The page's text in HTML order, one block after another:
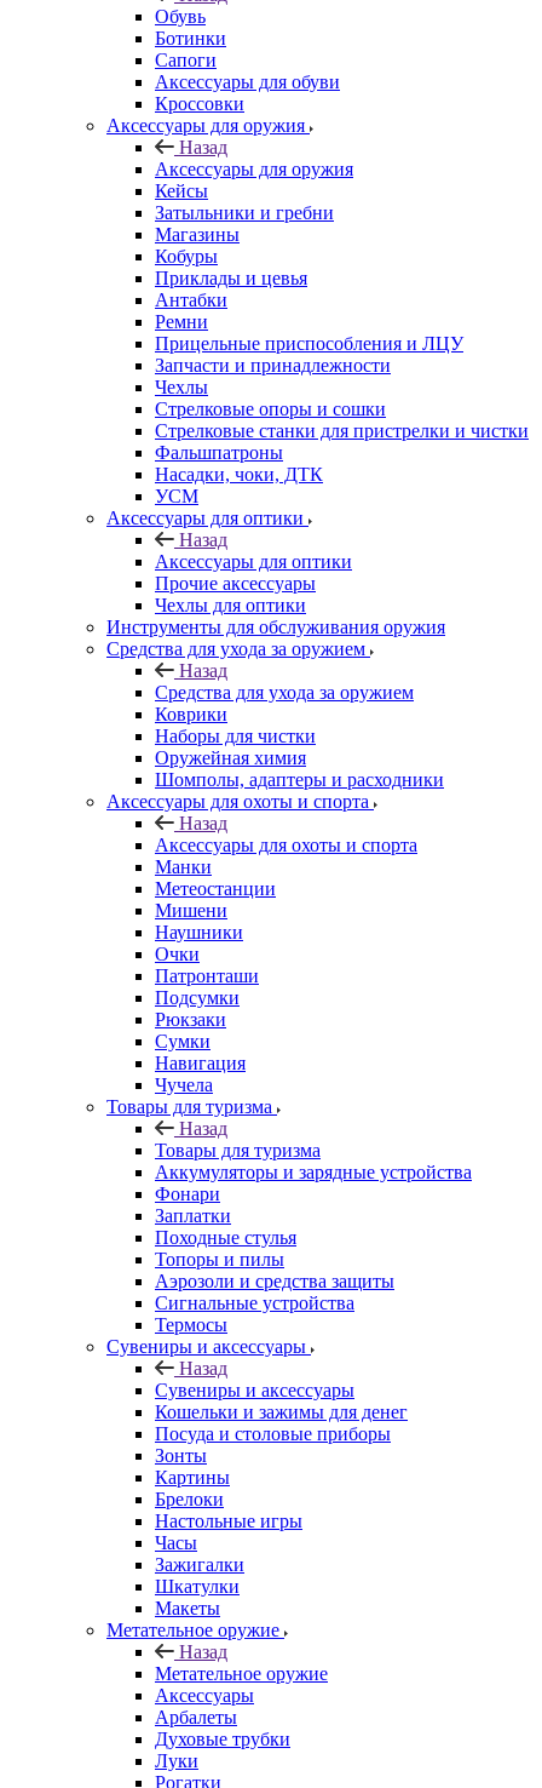
Обувь
Ботинки
Сапоги
Аксессуары для обуви
Кроссовки
Аксессуары для оружия
Назад
Аксессуары для оружия
Кейсы
Затыльники и гребни
Магазины
Кобуры
Приклады и цевья
Антабки
Ремни
Прицельные приспособления и ЛЦУ
Запчасти и принадлежности
Чехлы
Стрелковые опоры и сошки
Стрелковые станки для пристрелки и чистки
Фальшпатроны
Насадки, чоки, ДТК
УСМ
Аксессуары для оптики
Назад
Аксессуары для оптики
Прочие аксессуары
Чехлы для оптики
Инструменты для обслуживания оружия
Средства для ухода за оружием
Назад
Средства для ухода за оружием
Коврики
Наборы для чистки
Оружейная химия
Шомполы, адаптеры и расходники
Аксессуары для охоты и спорта
Назад
Аксессуары для охоты и спорта
Манки
Метеостанции
Мишени
Наушники
Очки
Патронташи
Подсумки
Рюкзаки
Сумки
Навигация
Чучела
Товары для туризма
Назад
Товары для туризма
Аккумуляторы и зарядные устройства
Фонари
Заплатки
Походные стулья
Топоры и пилы
Аэрозоли и средства защиты
Сигнальные устройства
Термосы
Сувениры и аксессуары
Назад
Сувениры и аксессуары
Кошельки и зажимы для денег
Посуда и столовые приборы
Зонты
Картины
Брелоки
Настольные игры
Часы
Зажигалки
Шкатулки
Макеты
Метательное оружие
Назад
Метательное оружие
Аксессуары
Арбалеты
Духовые трубки
Луки
Рогатки